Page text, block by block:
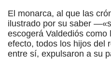
El monarca, al que las
ilustrado por su saber
escogerá Valdediós como
efecto, todos los hijos del
entre sí, expulsaron a su